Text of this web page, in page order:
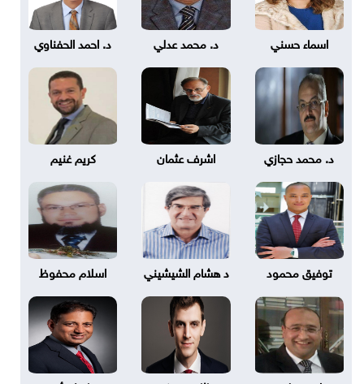
اسماء حسني د. محمد عدلي د. احمد الحفناوي
د. محمد حجازي اشرف عثمان كريم غنيم
توفيق محمود د هشام الشيشيني اسلام محفوظ